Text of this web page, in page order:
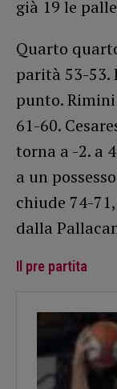
già 19 le
Quarto
parità 53-53.
punto. Rimini
61-60.
torna a -2. a
a un
chiude 74-
dalla
Il pre partita